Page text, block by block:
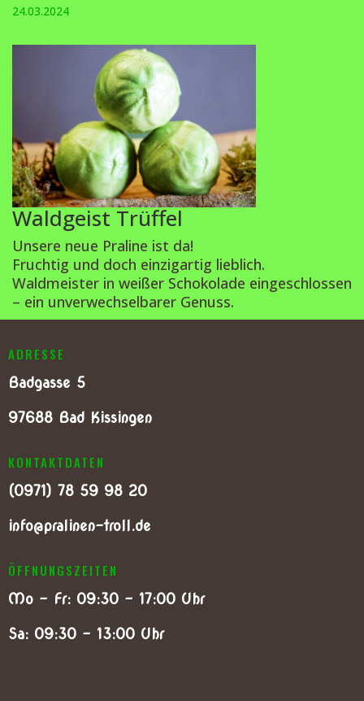
24.03.2024
Waldgeist Trüffel
Unsere neue Praline ist da!
Fruchtig und doch einzigartig lieblich.
Waldmeister in weißer Schokolade eingeschlossen
– ein unverwechselbarer Genuss.
ADRESSE
Badgasse 5
97688 Bad Kissingen
KONTAKTDATEN
(0971) 78 59 98 20
info@pralinen-troll.de
ÖFFNUNGSZEITEN
Mo – Fr: 09:30 – 17:00 Uhr
Sa: 09:30 – 13:00 Uhr